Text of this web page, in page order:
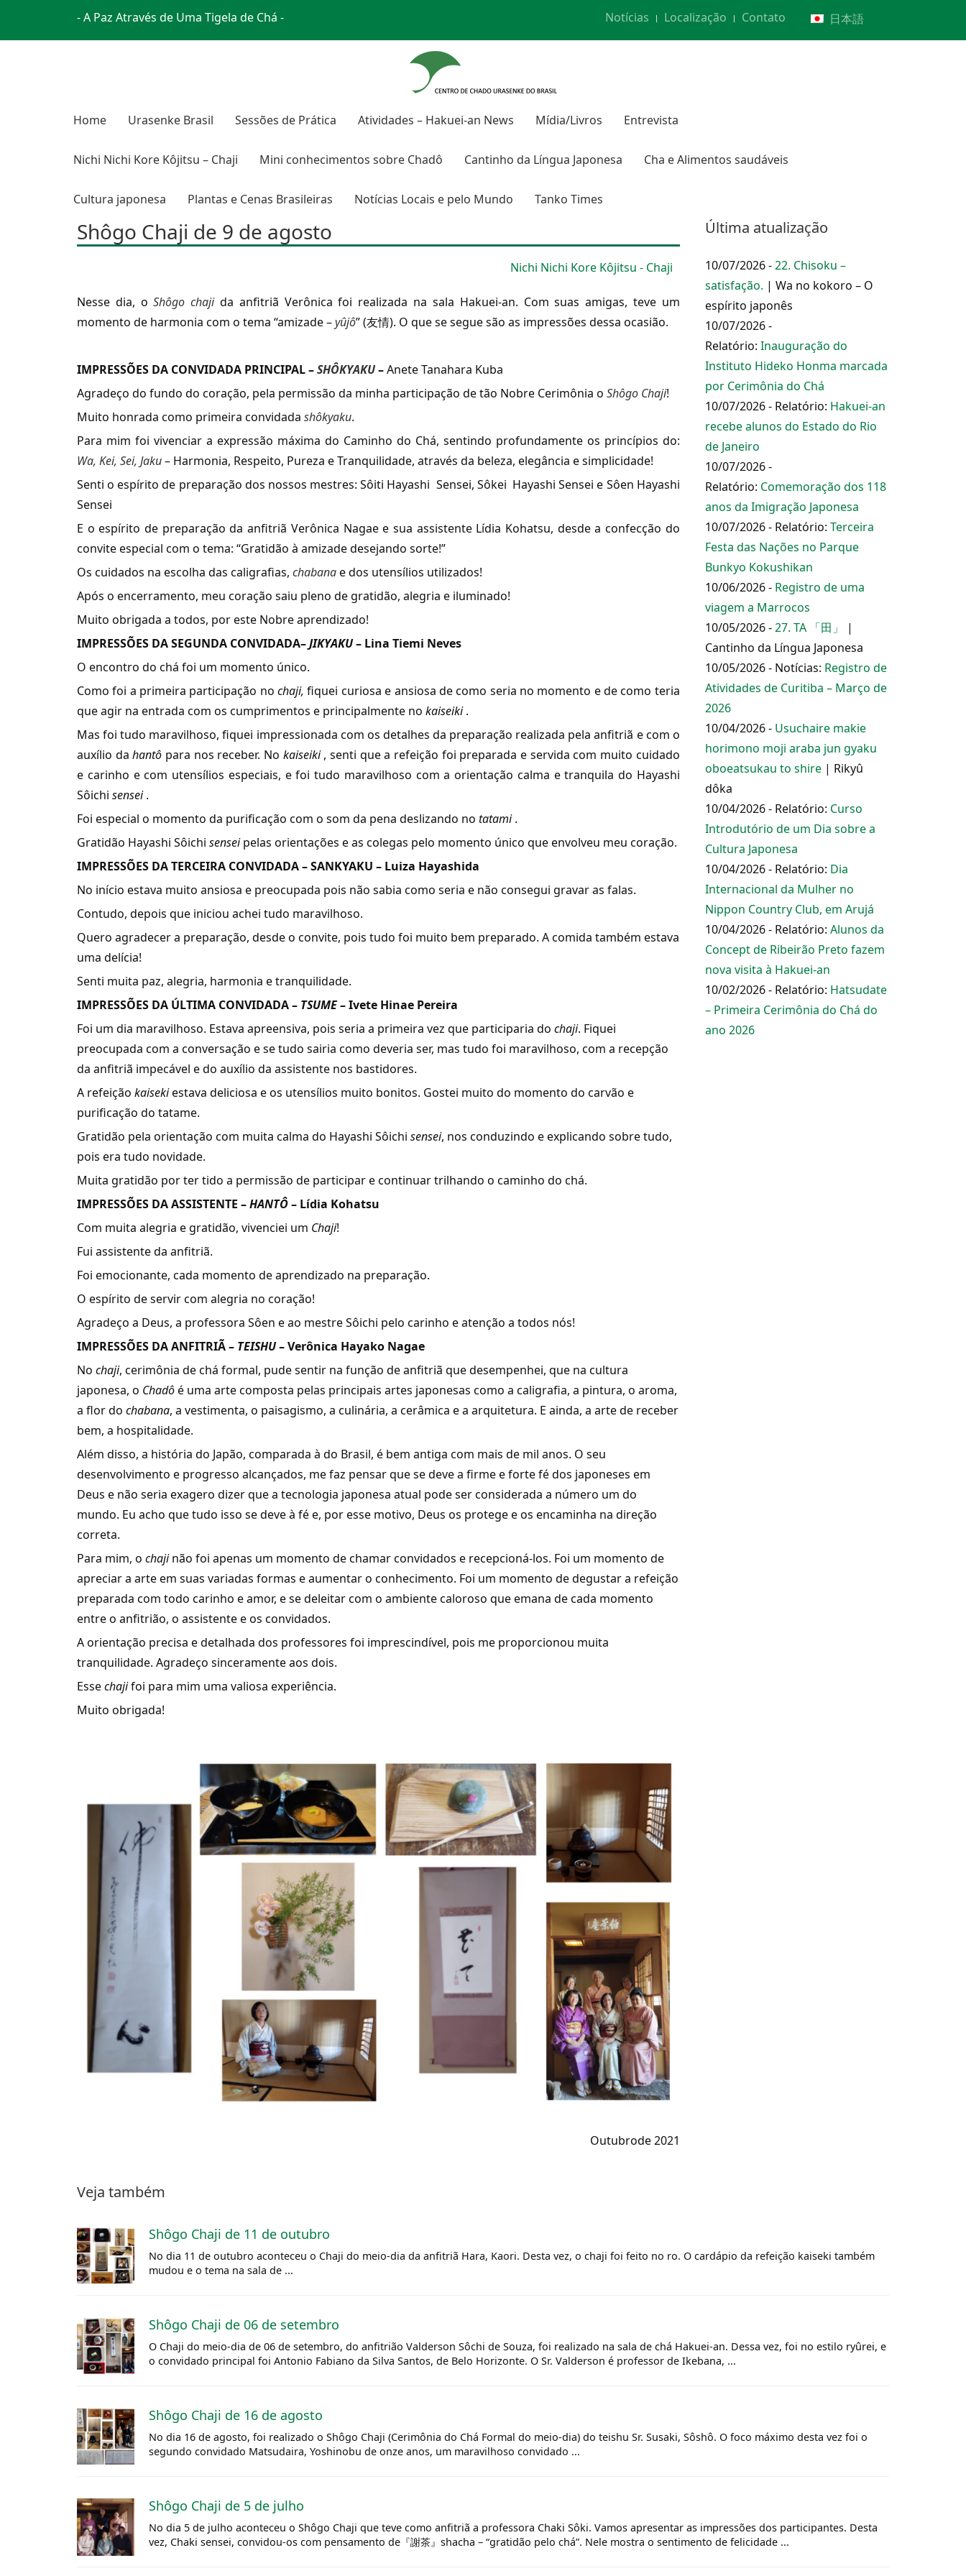
- A Paz Através de Uma Tigela de Chá - Notícias Localização Contato 日本語
Home Urasenke Brasil Sessões de Prática Atividades – Hakuei-an News Mídia/Livros Entrevista
Nichi Nichi Kore Kôjitsu – Chaji Mini conhecimentos sobre Chadô Cantinho da Língua Japonesa Cha e Alimentos saudáveis
Cultura japonesa Plantas e Cenas Brasileiras Notícias Locais e pelo Mundo Tanko Times
Shôgo Chaji de 9 de agosto
Nichi Nichi Kore Kôjitsu - Chaji
Nesse dia, oShôgo chajida anfitriã Verônica foi realizada na sala Hakuei-an. Com suas amigas, teve um
momento de harmonia com o tema “amizade –yûjô” (友情). O que se segue são as impressões dessa ocasião.
IMPRESSÕES DA CONVIDADA PRINCIPAL –SHÔKYAKU–Anete Tanahara Kuba
Agradeço do fundo do coração, pela permissão da minha participação de tão Nobre Cerimônia o Shôgo Chaji!
Muito honrada como primeira convidada shôkyaku.
Para mim foi vivenciar a expressão máxima do Caminho do Chá, sentindo profundamente os princípios do:
Wa, Kei, Sei, Jaku– Harmonia, Respeito, Pureza e Tranquilidade, através da beleza, elegância e simplicidade!
Senti o espírito de preparação dos nossos mestres: Sôiti Hayashi Sensei, Sôkei Hayashi Sensei e Sôen Hayashi
Sensei
E o espírito de preparação da anfitriã Verônica Nagae e sua assistente Lídia Kohatsu, desde a confecção do
convite especial com o tema: “Gratidão à amizade desejando sorte!”
Os cuidados na escolha das caligrafias, chabanae dos utensílios utilizados!
Após o encerramento, meu coração saiu pleno de gratidão, alegria e iluminado!
Muito obrigada a todos, por este Nobre aprendizado!
IMPRESSÕES DA SEGUNDA CONVIDADA–JIKYAKU– Lina Tiemi Neves
O encontro do chá foi um momento único.
Como foi a primeira participação nochaji, fiquei curiosa e ansiosa de como seria no momento e de como teria
que agir na entrada com os cumprimentos e principalmente no kaiseiki.
Mas foi tudo maravilhoso, fiquei impressionada com os detalhes da preparação realizada pela anfitriã e com o
auxílio dahantô para nos receber. No kaiseiki, senti que a refeição foi preparada e servida com muito cuidado
e carinho e com utensílios especiais, e foi tudo maravilhoso com a orientação calma e tranquila do Hayashi
Sôichi sensei.
Foi especial o momento da purificação com o som da pena deslizando no tatami.
Gratidão Hayashi Sôichi senseipelas orientações e as colegas pelo momento único que envolveu meu coração.
IMPRESSÕES DA TERCEIRA CONVIDADA – SANKYAKU – Luiza Hayashida
No início estava muito ansiosa e preocupada pois não sabia como seria e não consegui gravar as falas.
Contudo, depois que iniciou achei tudo maravilhoso.
Quero agradecer a preparação, desde o convite, pois tudo foi muito bem preparado. A comida também estava
uma delícia!
Senti muita paz, alegria, harmonia e tranquilidade.
IMPRESSÕES DA ÚLTIMA CONVIDADA – TSUME–Ivete Hinae Pereira
Foi um dia maravilhoso. Estava apreensiva, pois seria a primeira vez que participaria do chaji. Fiquei
preocupada com a conversação e se tudo sairia como deveria ser, mas tudo foi maravilhoso, com a recepção
da anfitriã impecável e do auxílio da assistente nos bastidores.
A refeição kaisekiestava deliciosa e os utensílios muito bonitos. Gostei muito do momento do carvão e
purificação do tatame.
Gratidão pela orientação com muita calma do Hayashi Sôichi sensei, nos conduzindo e explicando sobre tudo,
pois era tudo novidade.
Muita gratidão por ter tido a permissão de participar e continuar trilhando o caminho do chá.
IMPRESSÕES DA ASSISTENTE –HANTÔ– Lídia Kohatsu
Com muita alegria e gratidão, vivenciei um Chaji!
Fui assistente da anfitriã.
Foi emocionante, cada momento de aprendizado na preparação.
O espírito de servir com alegria no coração!
Agradeço a Deus, a professora Sôen e ao mestre Sôichi pelo carinho e atenção a todos nós!
IMPRESSÕES DA ANFITRIÃ – TEISHU–Verônica Hayako Nagae
No chaji, cerimônia de chá formal, pude sentir na função de anfitriã que desempenhei, que na cultura
japonesa, o Chadôé uma arte composta pelas principais artes japonesas como a caligrafia, a pintura, o aroma,
a flor do chabana, a vestimenta, o paisagismo, a culinária, a cerâmica e a arquitetura. E ainda, a arte de receber
bem, a hospitalidade.
Além disso, a história do Japão, comparada à do Brasil, é bem antiga com mais de mil anos. O seu
desenvolvimento e progresso alcançados, me faz pensar que se deve a firme e forte fé dos japoneses em
Deus e não seria exagero dizer que a tecnologia japonesa atual pode ser considerada a número um do
mundo. Eu acho que tudo isso se deve à fé e, por esse motivo, Deus os protege e os encaminha na direção
correta.
Para mim, o chajinão foi apenas um momento de chamar convidados e recepcioná-los. Foi um momento de
apreciar a arte em suas variadas formas e aumentar o conhecimento. Foi um momento de degustar a refeição
preparada com todo carinho e amor, e se deleitar com o ambiente caloroso que emana de cada momento
entre o anfitrião, o assistente e os convidados.
A orientação precisa e detalhada dos professores foi imprescindível, pois me proporcionou muita
tranquilidade. Agradeço sinceramente aos dois.
Essechajifoi para mim uma valiosa experiência.
Muito obrigada!
Outubrode 2021
Última atualização
10/07/2026 -22. Chisoku –
satisfação. | Wa no kokoro – O
espírito japonês
10/07/2026 -
Relatório: Inauguração do
Instituto Hideko Honma marcada
por Cerimônia do Chá
10/07/2026 - Relatório: Hakuei-an
recebe alunos do Estado do Rio
de Janeiro
10/07/2026 -
Relatório: Comemoração dos 118
anos da Imigração Japonesa
10/07/2026 - Relatório: Terceira
Festa das Nações no Parque
Bunkyo Kokushikan
10/06/2026 - Registro de uma
viagem a Marrocos
10/05/2026 -27. TA 「田」
|
Cantinho da Língua Japonesa
10/05/2026 - Notícias: Registro de
Atividades de Curitiba – Março de
2026
10/04/2026 - Usuchaire makie
horimono moji araba jun gyaku
oboeatsukau to shire| Rikyû
dôka
10/04/2026 - Relatório: Curso
Introdutório de um Dia sobre a
Cultura Japonesa
10/04/2026 - Relatório: Dia
Internacional da Mulher no
Nippon Country Club, em Arujá
10/04/2026 - Relatório: Alunos da
Concept de Ribeirão Preto fazem
nova visita à Hakuei-an
10/02/2026 - Relatório: Hatsudate
– Primeira Cerimônia do Chá do
ano 2026
Veja também
Shôgo Chaji de 11 de outubro
No dia 11 de outubro aconteceu o Chaji do meio-dia da anfitriã Hara, Kaori. Desta vez, o chaji foi feito no ro. O cardápio da refeição kaiseki também
mudou e o tema na sala de ...
Shôgo Chaji de 06 de setembro
O Chaji do meio-dia de 06 de setembro, do anfitrião Valderson Sôchi de Souza, foi realizado na sala de chá Hakuei-an. Dessa vez, foi no estilo ryûrei, e
o convidado principal foi Antonio Fabiano da Silva Santos, de Belo Horizonte. O Sr. Valderson é professor de Ikebana, ...
Shôgo Chaji de 16 de agosto
No dia 16 de agosto, foi realizado o Shôgo Chaji (Cerimônia do Chá Formal do meio-dia) do teishu Sr. Susaki, Sôshô. O foco máximo desta vez foi o
segundo convidado Matsudaira, Yoshinobu de onze anos, um maravilhoso convidado ...
Shôgo Chaji de 5 de julho
No dia 5 de julho aconteceu o Shôgo Chaji que teve como anfitriã a professora Chaki Sôki. Vamos apresentar as impressões dos participantes. Desta
vez, Chaki sensei, convidou-os com pensamento de『謝茶』shacha – “gratidão pelo chá”. Nele mostra o sentimento de felicidade ...